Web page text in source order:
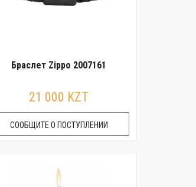
Браслет Zippo 2007161
21 000 KZT
СООБЩИТЕ О ПОСТУПЛЕНИИ